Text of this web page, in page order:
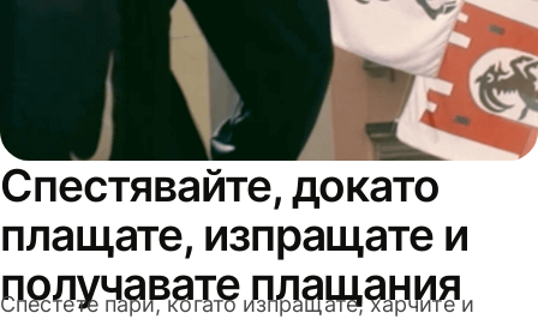
Спестявайте, докато
плащате, изпращате и
получавате плащания
Спестете пари, когато изпращате, харчите и